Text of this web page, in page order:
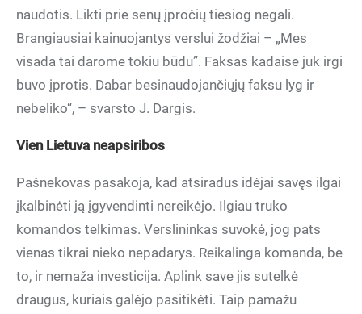
naudotis. Likti prie senų įpročių tiesiog negali.
Brangiausiai kainuojantys verslui žodžiai – „Mes
visada tai darome tokiu būdu”. Faksas kadaise juk irgi
buvo įprotis. Dabar besinaudojančiųjų faksu lyg ir
nebeliko“, – svarsto J. Dargis.
Vien Lietuva neapsiribos
Pašnekovas pasakoja, kad atsiradus idėjai savęs ilgai
įkalbinėti ją įgyvendinti nereikėjo. Ilgiau truko
komandos telkimas. Verslininkas suvokė, jog pats
vienas tikrai nieko nepadarys. Reikalinga komanda, be
to, ir nemaža investicija. Aplink save jis sutelkė
draugus, kuriais galėjo pasitikėti. Taip pamažu